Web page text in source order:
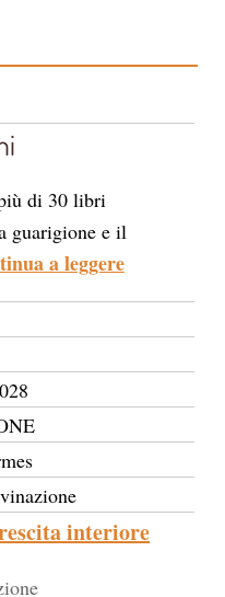
di 30 libri
guarigione e il
a leggere
interiore